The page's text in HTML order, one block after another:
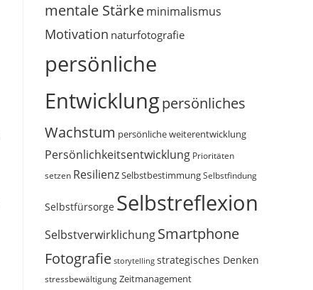
mentale Stärkeminimalismus
Motivation naturfotografie
persönliche
Entwicklungpersönliches
Wachstum persönliche weiterentwicklung
Persönlichkeitsentwicklung Prioritäten
setzen ResilienzSelbstbestimmungSelbstfindung
Selbstfürsorge Selbstreflexion
SelbstverwirklichungSmartphone
Fotografie storytelling strategisches Denken
stressbewältigung Zeitmanagement